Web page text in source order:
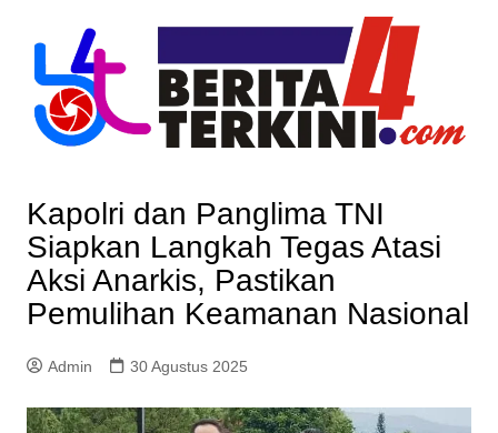
content
Kapolri dan Panglima TNI
Siapkan Langkah Tegas Atasi
Aksi Anarkis, Pastikan
Pemulihan Keamanan Nasional
Admin 30 Agustus 2025